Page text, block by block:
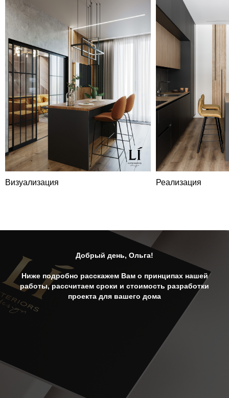
LIDESIGN
Добрый день, Ольга!
Ниже подробно расскажем Вам о принципах нашей
работы, рассчитаем сроки и стоимость разработки
проекта для вашего дома
Визуализация Реализация